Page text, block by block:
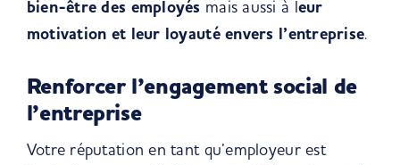
bien-être des employés mais aussi à leur
motivation et leur loyauté envers l’entreprise.
Renforcer l’engagement social de
l’entreprise
Votre réputation en tant qu’employeur est